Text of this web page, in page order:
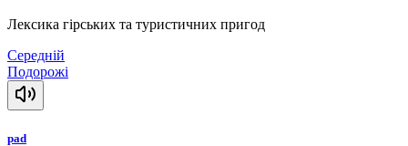
Лексика гірських та туристичних пригод
Середній
Подорожі
pad